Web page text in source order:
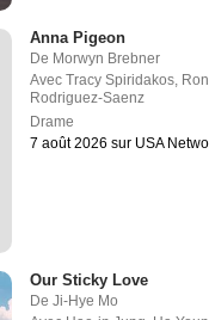
Anna Pigeon
De Morwyn Brebner
AvecTracy Spiridakos,
Rodriguez-Saenz
Drame
7 août 2026 sur USA
Our Sticky Love
DeJi-Hye Mo